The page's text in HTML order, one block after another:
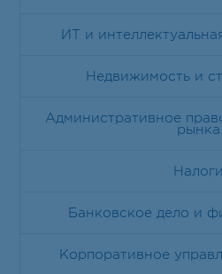
ИТ и
Недвижимость и
Административное
рынка
Налоги
Банковское дело и
Корпоративное